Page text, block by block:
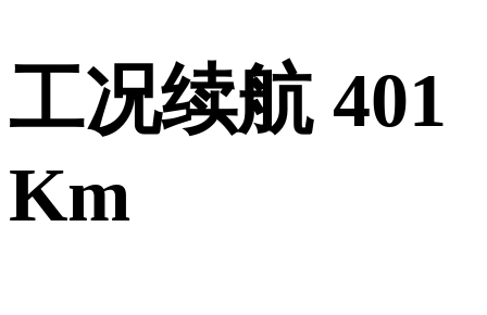
工况续航 401
Km